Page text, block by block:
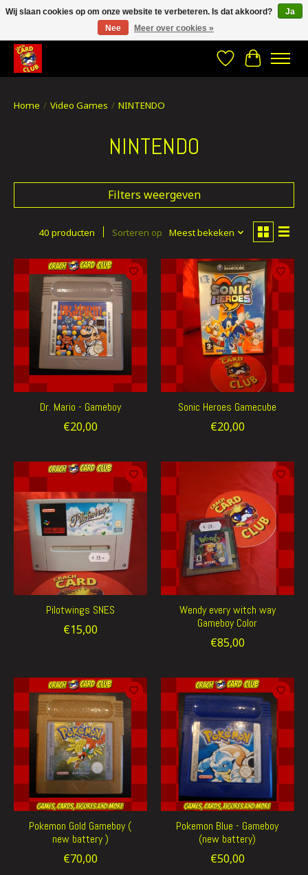
CRACH CARD CLUB , The best place to Geek out!
Verlanglijst
Home / Video Games / NINTENDO
NINTENDO
Filters weergeven
40 producten Sorteren op Meest bekeken
Dr. Mario - Gameboy
€20,00
Sonic Heroes Gamecube
€20,00
Pilotwings SNES
€15,00
Wendy every witch way
Gameboy Color
€85,00
Pokemon Gold Gameboy (
new battery )
€70,00
Pokemon Blue - Gameboy
(new battery)
€50,00
Wij slaan cookies op om onze website te verbeteren. Is dat akkoord?
Ja
Nee
Meer over cookies »